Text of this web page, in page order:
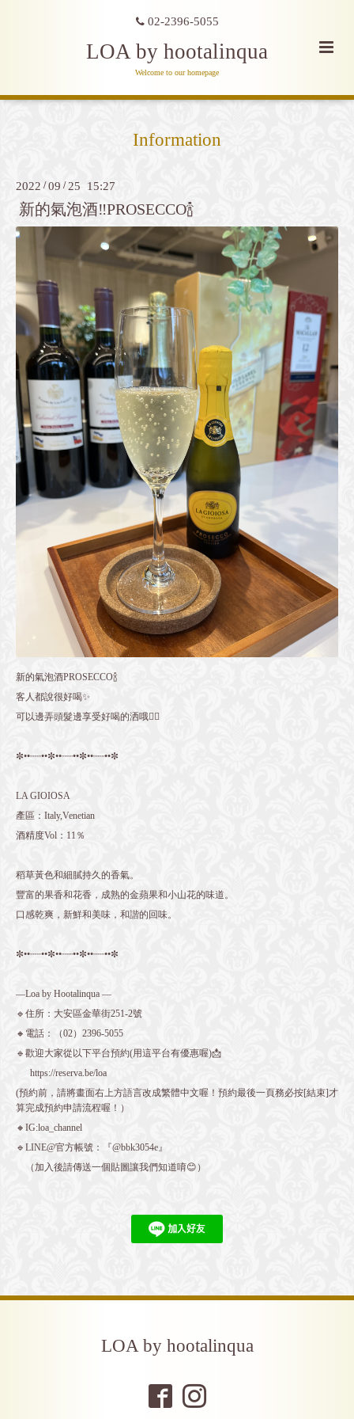
02-2396-5055
LOA by hootalinqua
Welcome to our homepage
Information
2022 /09 / 25 15:27
新的氣泡酒‼️PROSECCO🍾
新的氣泡酒PROSECCO🍾
客人都說很好喝✨
可以邊弄頭髮邊享受好喝的洒哦👌🏻
✼••┈┈••✼••┈┈••✼••┈┈••✼
LA GIOIOSA
產區：Italy,Venetian
酒精度Vol：11％
稻草黃色和細膩持久的香氣。
豐富的果香和花香，成熟的金蘋果和小山花的味道。
口感乾爽，新鮮和美味，和諧的回味。
✼••┈┈••✼••┈┈••✼••┈┈••✼
—Loa by Hootalinqua —
🔹住所：大安區金華街251-2號
🔸電話：（02）2396-5055
🔹歡迎大家從以下平台預約(用這平台有優惠喔)📩
https://reserva.be/loa
(預約前，請將畫面右上方語言改成繁體中文喔！預約最後一頁務必按[結束]才
算完成預約申請流程喔！）
🔸IG:loa_channel
🔹LINE@官方帳號：『@bbk3054e』
（加入後請傳送一個貼圖讓我們知道唷😊）
LOA by hootalinqua